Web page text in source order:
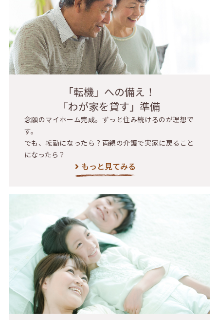
「転機」への備え！
「わが家を貸す」準備
念願のマイホーム完成。ずっと住み続けるのが理想で
す。
でも、転勤になったら？両親の介護で実家に戻ること
になったら？
もっと見てみる